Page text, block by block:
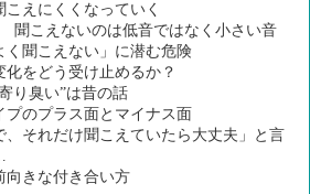
こえにくくなっていく
聞こえないのは低音ではなく小さい音
く聞こえない」に潜む危険
化をどう受け止めるか？
り臭い”は昔の話
プのプラス面とマイナス面
、それだけ聞こえていたら大丈夫」と言
向きな付き合い方